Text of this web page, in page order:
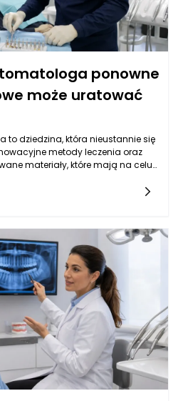
ponowne
może uratować
to dziedzina, która nieustannie się
metody leczenia oraz
materiały, które mają na celu
ostatnią deską ratunku dla zębów
ponowne leczenie
ząb, ale nie każdy przypadek jest
w Rzeszowie potrafi ocenić, kiedy
także jak skutecznie
terapii protetycznej, aby pacjent
uśmiechem.